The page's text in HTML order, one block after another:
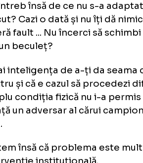
Nu realizezi că îl
Mă întreb însă de ce nu s-a